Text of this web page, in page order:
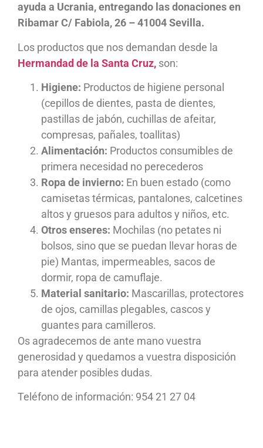
ayuda a Ucrania, entregando las donaciones en
Ribamar C/ Fabiola, 26 – 41004 Sevilla.
Los productos que nos demandan desde la
Hermandad de la Santa Cruz, son:
Higiene: Productos de higiene personal
(cepillos de dientes, pasta de dientes,
pastillas de jabón, cuchillas de afeitar,
compresas, pañales, toallitas)
Alimentación: Productos consumibles de
primera necesidad no perecederos
Ropa de invierno: En buen estado (como
camisetas térmicas, pantalones, calcetines
altos y gruesos para adultos y niños, etc.
Otros enseres: Mochilas (no petates ni
bolsos, sino que se puedan llevar horas de
pie) Mantas, impermeables, sacos de
dormir, ropa de camuflaje.
Material sanitario: Mascarillas, protectores
de ojos, camillas plegables, cascos y
guantes para camilleros.
Os agradecemos de ante mano vuestra
generosidad y quedamos a vuestra disposición
para atender posibles dudas.
Teléfono de información: 954 21 27 04